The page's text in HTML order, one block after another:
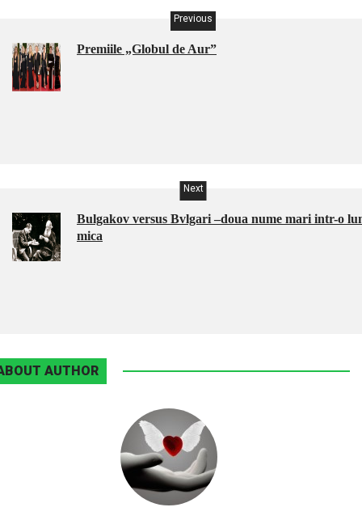
Previous
Premiile „Globul de Aur”
Next
Bulgakov versus Bvlgari –doua nume mari intr-o
mica
AUTHOR